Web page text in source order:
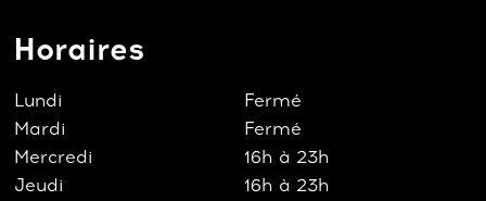
Horaires
Lundi
Fermé
Mardi
Fermé
Mercredi
16h à 23h
Jeudi
16h à 23h